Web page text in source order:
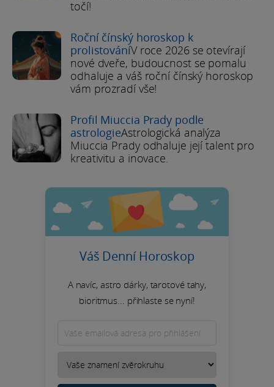
točí!
Roční čínský horoskop k
prolistováníV roce 2026 se otevírají
nové dveře, budoucnost se pomalu
odhaluje a váš roční čínský horoskop
vám prozradí vše!
Profil Miuccia Prady podle
astrologieAstrologická analýza
Miuccia Prady odhaluje její talent pro
kreativitu a inovace.
Váš Denní Horoskop
A navíc, astro dárky, tarotové tahy,
bioritmus... přihlaste se nyní!